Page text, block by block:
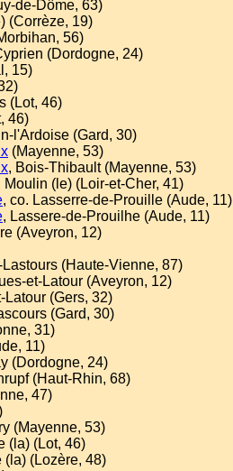
de-Dôme, 63)
(Corrèze, 19)
56)
(Dordogne, 24)
15)
(Lot, 46)
46)
l'Ardoise (Gard, 30)
(Mayenne, 53)
, Bois-Thibault (Mayenne, 53)
Moulin (le) (Loir-et-Cher, 41)
, co. Lasserre-de-Prouille (Aude, 11)
, Lassere-de-Prouilhe (Aude, 11)
(Aveyron, 12)
(Haute-Vienne, 87)
et-Latour (Aveyron, 12)
Latour (Gers, 32)
(Gard, 30)
31)
11)
(Dordogne, 24)
(Haut-Rhin, 68)
47)
(Mayenne, 53)
(la) (Lot, 46)
(la) (Lozère, 48)